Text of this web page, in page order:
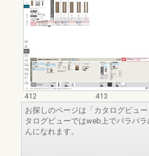
412
413
お探しのページは「カタログビュ
タログビューではweb上でパラパ
んになれます。